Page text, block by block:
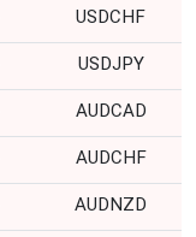
USDCHF
USDJPY
AUDCAD
AUDCHF
AUDNZD